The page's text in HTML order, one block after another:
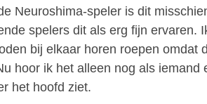
Neuroshima-speler is dit
spelers dit als erg fijn ervaren.
bij elkaar horen roepen omdat
hoor ik het alleen nog als iemand
het hoofd ziet.